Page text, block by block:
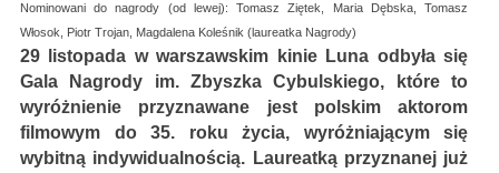
Nominowani do nagrody (od lewej): Tomasz Ziętek, Maria Dębska, Tomasz
Włosok, Piotr Trojan, Magdalena Koleśnik (laureatka Nagrody)
29 listopada w warszawskim kinie Luna odbyła się
Gala Nagrody im. Zbyszka Cybulskiego, które to
wyróżnienie przyznawane jest polskim aktorom
filmowym do 35. roku życia, wyróżniającym się
wybitną indywidualnością. Laureatką przyznanej już